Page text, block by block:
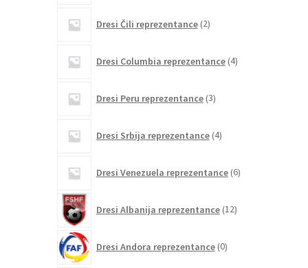
Dresi Čili reprezentance 2izdelka
Dresi Columbia reprezentance 4izdelki
Dresi Peru reprezentance 3izdelki
Dresi Srbija reprezentance 4izdelki
Dresi Venezuela reprezentance 6izdelkov
Dresi Albanija reprezentance 12izdelkov
Dresi Andora reprezentance 0izdelkov